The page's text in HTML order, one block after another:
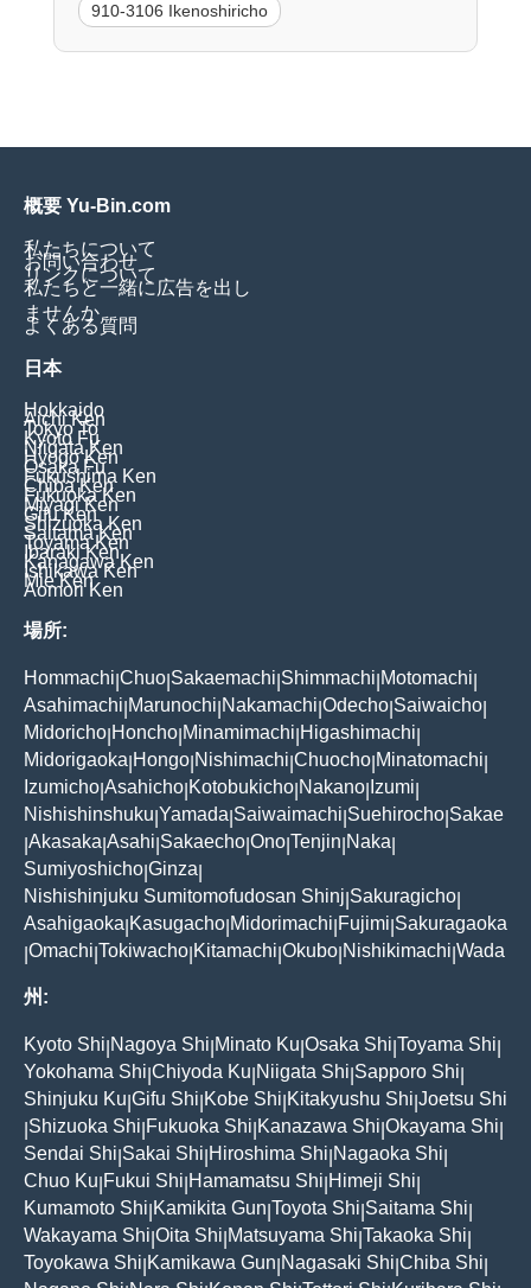
910-3106 Ikenoshiricho
概要 Yu-Bin.com
私たちについて
お問い合わせ
リンクについて
私たちと一緒に広告を出し
ませんか
よくある質問
日本
Hokkaido
Aichi Ken
Tokyo To
Kyoto Fu
Niigata Ken
Hyogo Ken
Osaka Fu
Fukushima Ken
Chiba Ken
Fukuoka Ken
Miyagi Ken
Gifu Ken
Shizuoka Ken
Saitama Ken
Toyama Ken
Ibaraki Ken
Kanagawa Ken
Ishikawa Ken
Mie Ken
Aomori Ken
場所:
Hommachi Chuo Sakaemachi Shimmachi Motomachi
Asahimachi Marunochi Nakamachi Odecho Saiwaicho
Midoricho Honcho Minamimachi Higashimachi
Midorigaoka Hongo Nishimachi Chuocho Minatomachi
Izumicho Asahicho Kotobukicho Nakano Izumi
Nishishinshuku Yamada Saiwaimachi Suehirocho Sakae
Akasaka Asahi Sakaecho Ono Tenjin Naka
Sumiyoshicho Ginza
Nishishinjuku Sumitomofudosan Shinj Sakuragicho
Asahigaoka Kasugacho Midorimachi Fujimi Sakuragaoka
Omachi Tokiwacho Kitamachi Okubo Nishikimachi Wada
州:
Kyoto Shi Nagoya Shi Minato Ku Osaka Shi Toyama Shi
Yokohama Shi Chiyoda Ku Niigata Shi Sapporo Shi
Shinjuku Ku Gifu Shi Kobe Shi Kitakyushu Shi Joetsu Shi
Shizuoka Shi Fukuoka Shi Kanazawa Shi Okayama Shi
Sendai Shi Sakai Shi Hiroshima Shi Nagaoka Shi
Chuo Ku Fukui Shi Hamamatsu Shi Himeji Shi
Kumamoto Shi Kamikita Gun Toyota Shi Saitama Shi
Wakayama Shi Oita Shi Matsuyama Shi Takaoka Shi
Toyokawa Shi Kamikawa Gun Nagasaki Shi Chiba Shi